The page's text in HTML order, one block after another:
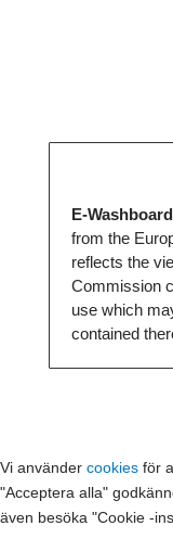
E-Washboard
from the
reflects the
Commission
use which
contained
Vi använder cookies för
"Acceptera alla"
även besöka "Cookie -